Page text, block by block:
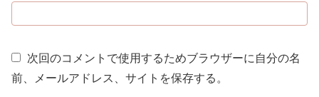
次回のコメントで使用するためブラウザーに自分の名
前、メールアドレス、サイトを保存する。